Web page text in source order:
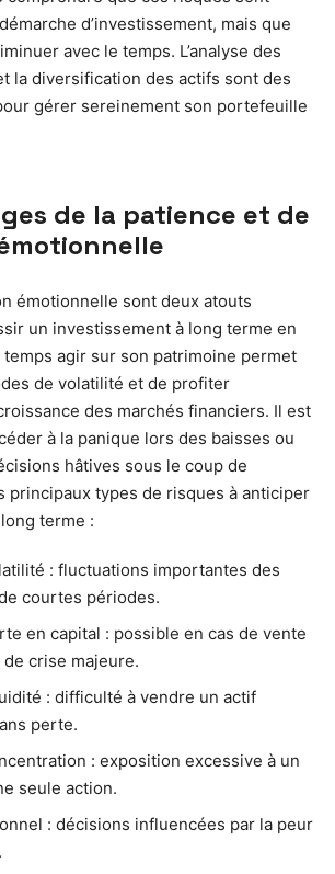
d’investissement, mais que
avec le temps. L’analyse des
la diversification des actifs sont des
gérer sereinement son portefeuille
de la patience et de
émotionnelle sont deux atouts
un investissement à long terme en
agir sur son patrimoine permet
de volatilité et de profiter
des marchés financiers. Il est
à la panique lors des baisses ou
hâtives sous le coup de
principaux types de risques à anticiper
terme :
: fluctuations importantes des
courtes périodes.
en capital : possible en cas de vente
crise majeure.
: difficulté à vendre un actif
perte.
: exposition excessive à un
seule action.
: décisions influencées par la peur